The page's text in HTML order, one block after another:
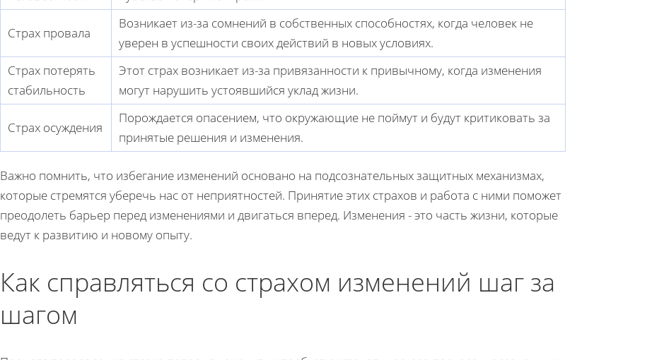
Страх провала
Возникает из-за сомнений в собственных способностях, когда человек не
уверен в успешности своих действий в новых условиях.
Страх потерять
стабильность
Этот страх возникает из-за привязанности к привычному, когда изменения
могут нарушить устоявшийся уклад жизни.
Страх осуждения
Порождается опасением, что окружающие не поймут и будут критиковать за
принятые решения и изменения.
Важно помнить, что избегание изменений основано на подсознательных защитных механизмах,
которые стремятся уберечь нас от неприятностей. Принятие этих страхов и работа с ними поможет
преодолеть барьер перед изменениями и двигаться вперед. Изменения - это часть жизни, которые
ведут к развитию и новому опыту.
Как справляться со страхом изменений шаг за
шагом